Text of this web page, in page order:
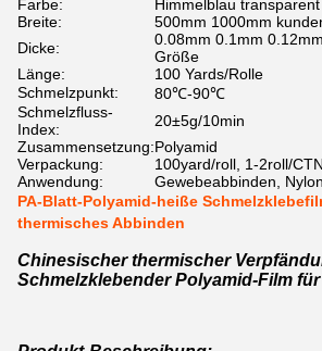
Farbe:
Himmelblau transparent
Breite:
500mm 1000mm
Dicke:
0.08mm 0.1mm
Größe
Länge:
100 Yards/Rolle
Schmelzpunkt:
80℃-90℃
Schmelzfluss-
Index:
20±5g/10min
Zusammensetzung:Polyamid
Verpackung:
100yard/roll, 1-2roll/CTN
Anwendung:
Gewebeabbinden,
PA-Blatt-Polyamid-heiße
thermisches Abbinden
Chinesischer thermischer
Schmelzklebender Polyamid-Film für